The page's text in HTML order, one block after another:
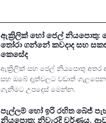
ඇක්‍රිලික් හෝ ජෙල් නියපොතු:
තෝරා ගන්නේ කවදාද සහ
කෙසේද
ඇක්‍රිලික් සහ ජෙල් නියපොතු
සහ ඔබේ දෑත්වලට වඩාත්
ගැනීමට උපදෙස් මෙන්න.
පැල්ලම් හෝ ඉරි රහිත බේජ්
නියපොතු: නිවැරදි වර්ණය,